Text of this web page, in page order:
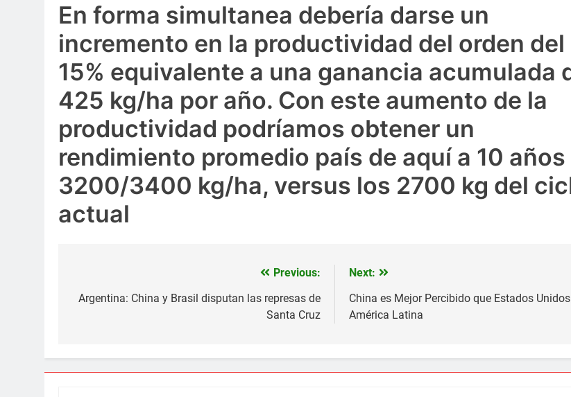
En forma simultanea debería darse un
incremento en la productividad del orden del
15% equivalente a una ganancia acumulada
425 kg/ha por año. Con este aumento de la
productividad podríamos obtener un
rendimiento promedio país de aquí a 10 años
3200/3400 kg/ha, versus los 2700 kg del
actual
de
Previous:
Argentina: China y Brasil disputan las represas de
Santa Cruz
Next:
China es Mejor Percibido que Estados
América Latina